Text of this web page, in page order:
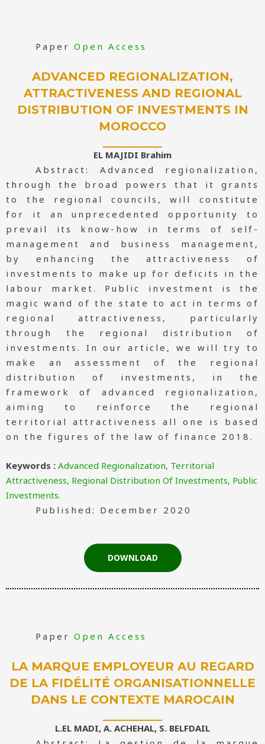
Paper Open Access
ADVANCED REGIONALIZATION,
ATTRACTIVENESS AND REGIONAL
DISTRIBUTION OF INVESTMENTS IN
MOROCCO
EL MAJIDI Brahim
Abstract: Advanced regionalization,
through the broad powers that it grants
to the regional councils, will constitute
for it an unprecedented opportunity to
prevail its know-how in terms of self-
management and business management,
by enhancing the attractiveness of
investments to make up for deficits in the
labour market. Public investment is the
magic wand of the state to act in terms of
regional attractiveness, particularly
through the regional distribution of
investments. In our article, we will try to
make an assessment of the regional
distribution of investments, in the
framework of advanced regionalization,
aiming to reinforce the regional
territorial attractiveness all one is based
on the figures of the law of finance 2018.
Keywords : Advanced Regionalization, Territorial
Attractiveness, Regional Distribution Of Investments, Public
Investments.
Published: December 2020
DOWNLOAD
Paper Open Access
LA MARQUE EMPLOYEUR AU REGARD
DE LA FIDÉLITÉ ORGANISATIONNELLE
DANS LE CONTEXTE MAROCAIN
L.EL MADI, A. ACHEHAL, S. BELFDAIL